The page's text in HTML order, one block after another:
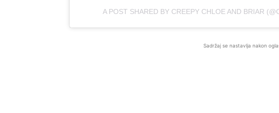
A POST SHARED BY CREEPY CHLOE AND BRIAR
Sadržaj se nastavlja nakon